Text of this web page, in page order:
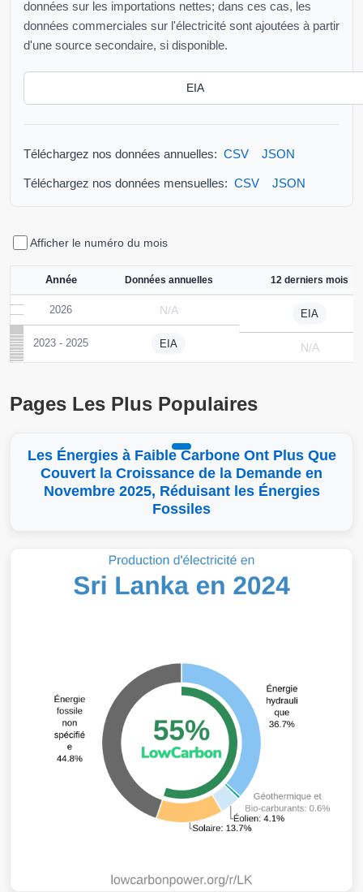
données sur les importations nettes; dans ces cas, les
données commerciales sur l'électricité sont ajoutées à partir
d'une source secondaire, si disponible.
EIA
Téléchargez nos données annuelles: CSV JSON
Téléchargez nos données mensuelles: CSV JSON
Afficher le numéro du mois
Année Données annuelles 12 derniers mois
2026 N/A EIA
2023 - 2025 EIA N/A
Pages Les Plus Populaires
Les Énergies à Faible Carbone Ont Plus Que
Couvert la Croissance de la Demande en
Novembre 2025, Réduisant les Énergies
Fossiles